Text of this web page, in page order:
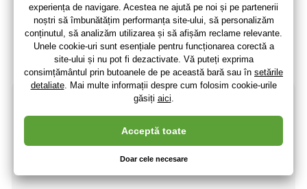
76,86 leifără TVA
+ 20 puncte
3 - 7 zile (La dumneavoastră 20.08.)